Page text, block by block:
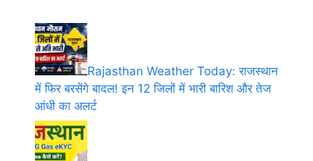
Rajasthan Weather Today: राजस्थान
में फिर बरसेंगे बादल! इन 12 जिलों में भारी बारिश और तेज
आंधी का अलर्ट